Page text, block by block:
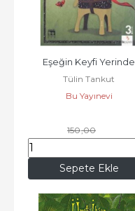
Sepete Ekle
Eşeğin Keyfi Yerinde
Tülin Tankut
Bu Yayınevi
150,00
127,50